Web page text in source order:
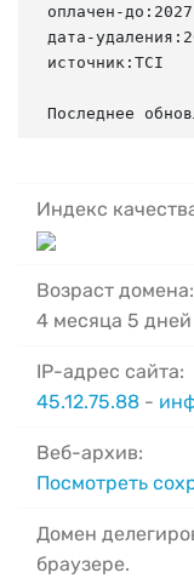
оплачен-
дата-
источник:TCI
Последнее
Индекс
Возраст домена:
4 месяца 5 дней
IP-адрес сайта:
45.12.75.88 -
Веб-архив:
Посмотреть
Домен
браузере.